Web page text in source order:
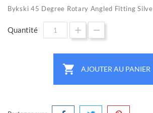
Bykski 45 Degree Rotary Angled Fitting
Quantité
 AJOUTER AU PANIER